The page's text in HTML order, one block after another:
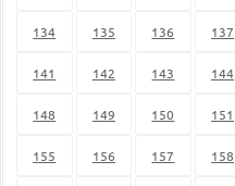
134 135 136 137
141 142 143 144
148 149 150 151
155 156 157 158